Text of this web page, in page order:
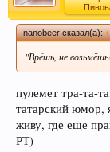
и по
темах
Спасибо! С
форума.
Уважаемый
внимательнее,
сообщения в
nanobeer сказал(а):↑
"Врёшь, не
пулемет тра-та-
татарский юмор,
живу, где еще
РТ)